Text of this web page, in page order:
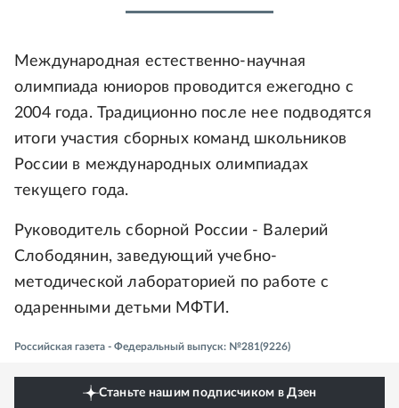
Международная естественно-научная
олимпиада юниоров проводится ежегодно с
2004 года. Традиционно после нее подводятся
итоги участия сборных команд школьников
России в международных олимпиадах
текущего года.
Руководитель сборной России - Валерий
Слободянин, заведующий учебно-
методической лабораторией по работе с
одаренными детьми МФТИ.
Российская газета - Федеральный выпуск: №281(9226)
Станьте нашим подписчиком в Дзен